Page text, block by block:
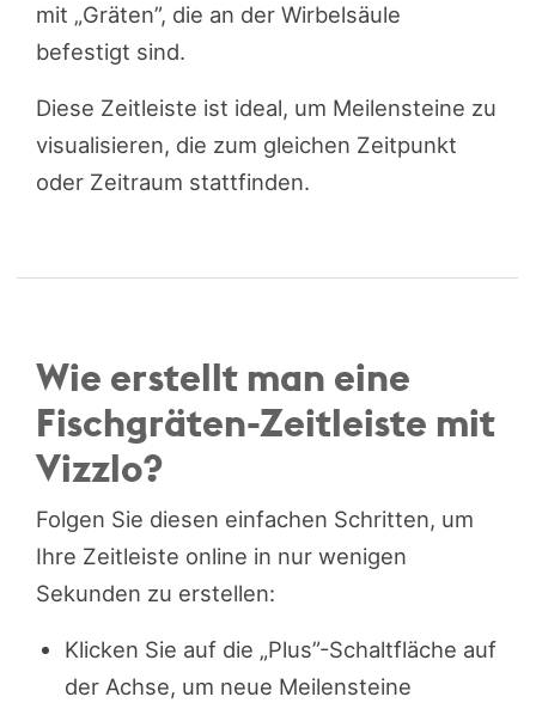
mit „Gräten”, die an der Wirbelsäule
befestigt sind.
Diese Zeitleiste ist ideal, um Meilensteine zu
visualisieren, die zum gleichen Zeitpunkt
oder Zeitraum stattfinden.
Wie erstellt man eine
Fischgräten-Zeitleiste mit
Vizzlo?
Folgen Sie diesen einfachen Schritten, um
Ihre Zeitleiste online in nur wenigen
Sekunden zu erstellen:
Klicken Sie auf die „Plus”-Schaltfläche auf
der Achse, um neue Meilensteine